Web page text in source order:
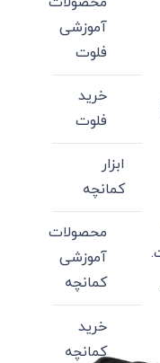
آموزشی
فلوت
خرید
فلوت
ابزار
کمانچه
محصولات
آموزشی
کمانچه
خرید
کمانچه